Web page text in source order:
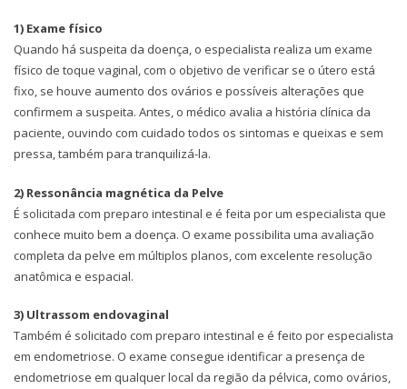
1) Exame físico
Quando há suspeita da doença, o especialista realiza um exame
físico de toque vaginal, com o objetivo de verificar se o útero está
fixo, se houve aumento dos ovários e possíveis alterações que
confirmem a suspeita. Antes, o médico avalia a história clínica da
paciente, ouvindo com cuidado todos os sintomas e queixas e sem
pressa, também para tranquilizá-la.
2) Ressonância magnética da Pelve
É solicitada com preparo intestinal e é feita por um especialista que
conhece muito bem a doença. O exame possibilita uma avaliação
completa da pelve em múltiplos planos, com excelente resolução
anatômica e espacial.
3) Ultrassom endovaginal
Também é solicitado com preparo intestinal e é feito por especialista
em endometriose. O exame consegue identificar a presença de
endometriose em qualquer local da região da pélvica, como ovários,